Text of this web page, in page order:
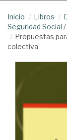
Inicio Libros
Seguridad Social /
Propuestas
colectiva